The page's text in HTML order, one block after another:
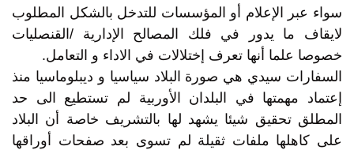
سواء عبر الإعلام أو المؤسسات للتدخل بالشكل المطلوب
لايقاف ما يدور في فلك المصالح الإدارية /القنصليات
خصوصا علما أنها تعرف إختلالات في الاداء و التعامل.
السفارات سيدي هي صورة البلاد سياسيا و ديبلوماسيا منذ
إعتماد مهمتها في البلدان الأوربية لم تستطيع الى حد
المطلق تحقيق شيئا يشهد لها بالتشريف خاصة أن البلاد
على كاهلها ملفات ثقيلة لم تسوى بعد صفحات أوراقها